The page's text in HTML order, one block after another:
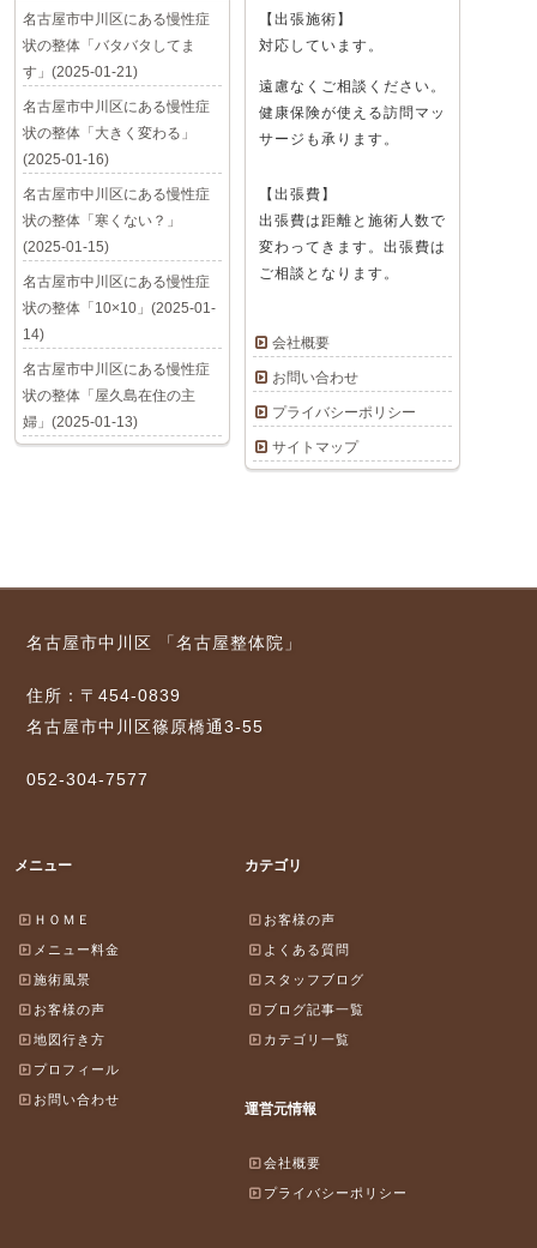
【出張施術】
対応しています。
遠慮なくご相談ください。
健康保険が使える訪問マッ
サージも承ります。
【出張費】
出張費は距離と施術人数で
変わってきます。出張費は
ご相談となります。
会社概要
お問い合わせ
プライバシーポリシー
サイトマップ
名古屋市中川区にある慢性症
状の整体「バタバタしてま
す」(2025-01-21)
名古屋市中川区にある慢性症
状の整体「大きく変わる」
(2025-01-16)
名古屋市中川区にある慢性症
状の整体「寒くない？」
(2025-01-15)
名古屋市中川区にある慢性症
状の整体「10×10」(2025-01-
14)
名古屋市中川区にある慢性症
状の整体「屋久島在住の主
婦」(2025-01-13)
名古屋市中川区 「名古屋整体院」
住所：〒454-0839
名古屋市中川区篠原橋通3-55
052-304-7577
メニュー
ＨＯＭＥ
メニュー料金
施術風景
お客様の声
地図行き方
プロフィール
お問い合わせ
カテゴリ
お客様の声
よくある質問
スタッフブログ
ブログ記事一覧
カテゴリ一覧
運営元情報
会社概要
プライバシーポリシー